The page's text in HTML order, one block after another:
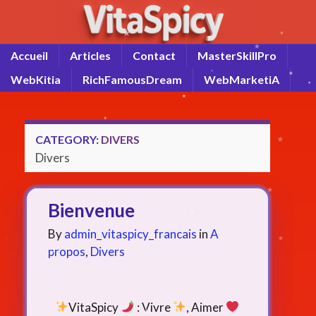
Accueil Articles Contact
MasterSkillPro
WebKitia
RichFamousDream WebMarketiA
CATEGORY: DIVERS
Divers
Bienvenue
Byadmin_vitaspicy_francais inA
propos, Divers
VitaSpicy : Vivre , Aimer